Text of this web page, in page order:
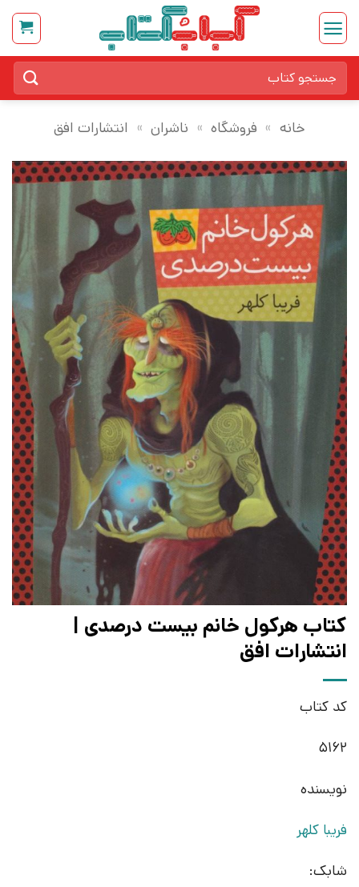
Skip
content
برای:
خانه » فروشگاه » ناشران » انتشارات افق
کتاب هرکول خانم بیست درصدی |
انتشارات افق
کد کتاب
5162
نویسنده
فریبا کلهر
شابک: